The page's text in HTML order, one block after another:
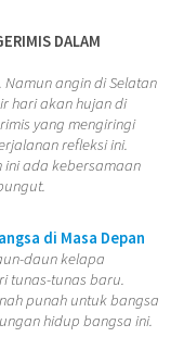
DALAM
angin di Selatan
hari akan hujan di
yang mengiringi
refleksi ini.
ini ada kebersamaan
di Masa Depan
daun kelapa
tunas-tunas baru.
punah untuk bangsa
hidup bangsa ini.